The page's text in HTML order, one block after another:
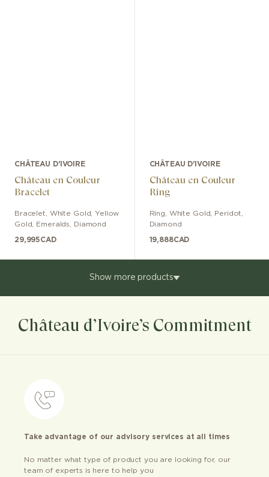
CHÂTEAU D'IVOIRE
Château en Couleur
Bracelet
Bracelet
White Gold, Yellow
Gold
Emeralds, Diamond
29,995CAD
CHÂTEAU D'IVOIRE
Château en Couleur
Ring
Ring White Gold
Peridot,
Diamond
19,888CAD
Show more products
Château d’Ivoire’s Commitment
Take advantage of our advisory services at all times
No matter what type of product you are looking for, our
team of experts is here to help you